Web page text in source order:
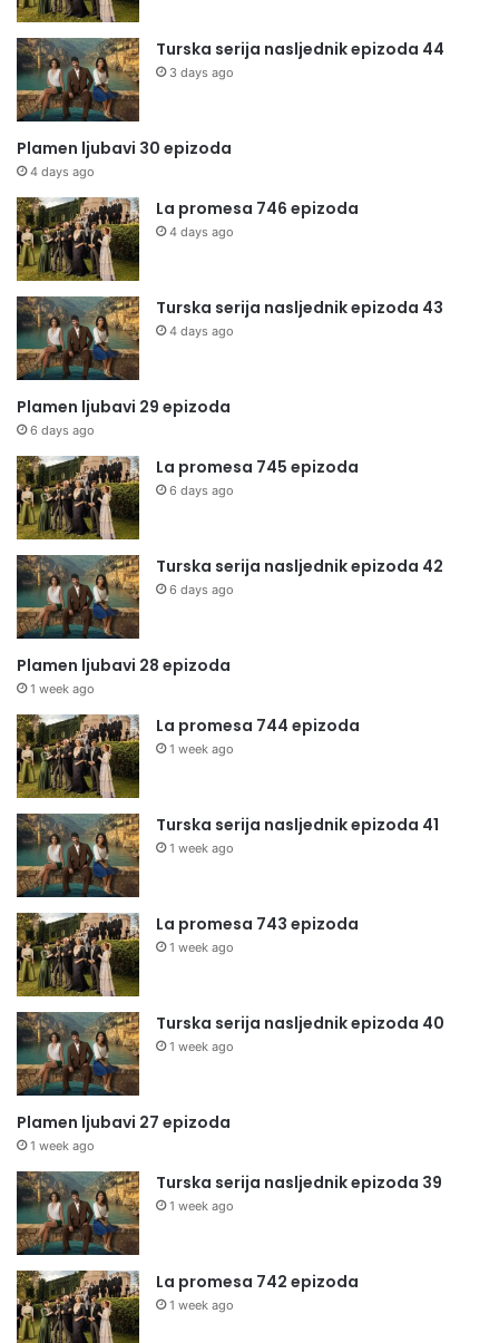
Turska serija nasljednik epizoda 44
3 days ago
Plamen ljubavi 30 epizoda
4 days ago
La promesa 746 epizoda
4 days ago
Turska serija nasljednik epizoda 43
4 days ago
Plamen ljubavi 29 epizoda
6 days ago
La promesa 745 epizoda
6 days ago
Turska serija nasljednik epizoda 42
6 days ago
Plamen ljubavi 28 epizoda
1 week ago
La promesa 744 epizoda
1 week ago
Turska serija nasljednik epizoda 41
1 week ago
La promesa 743 epizoda
1 week ago
Turska serija nasljednik epizoda 40
1 week ago
Plamen ljubavi 27 epizoda
1 week ago
Turska serija nasljednik epizoda 39
1 week ago
La promesa 742 epizoda
1 week ago